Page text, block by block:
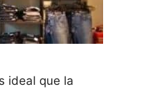
ideal que la